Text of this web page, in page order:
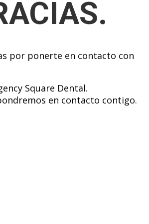
por ponerte en contacto con
Square Dental.
en contacto contigo.